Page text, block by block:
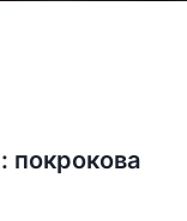
покрокова